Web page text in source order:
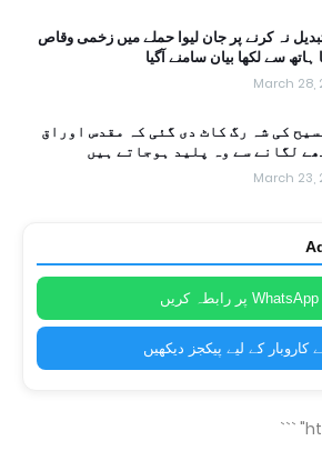
نہ کرنے پر جان لیوا حملے میں زخمی وقاص
سے لکھا بیان سامنے آگیا
March 28,
کی شہ رگ کاٹ دی گئی کہ مقدس اوراق
لگانے سے وہ پلید ہوجاتے ہیں
March 23,
کاروبار کے لیے پیکجز دیکھیں
```